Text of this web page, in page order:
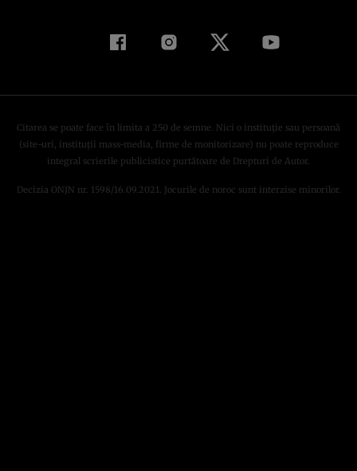
Citarea se poate face în limita a 250 de semne. Nici o instituţie sau persoană
(site-uri, instituţii mass-media, firme de monitorizare) nu poate reproduce
integral scrierile publicistice purtătoare de Drepturi de Autor.
Decizia ONJN nr. 1598/16.09.2021. Jocurile de noroc sunt interzise minorilor.